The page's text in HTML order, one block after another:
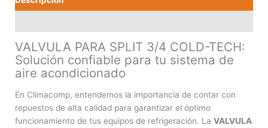
VALVULA PARA SPLIT 3/4 COLD-TECH:
Solución confiable para tu sistema de
aire acondicionado
En Climacomp, entendemos la importancia de contar con
repuestos de alta calidad para garantizar el óptimo
funcionamiento de tus equipos de refrigeración. La VALVULA